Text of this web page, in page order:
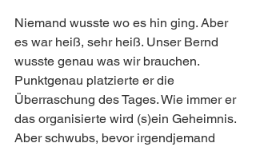
Niemand wusste wo es hin ging. Aber
es war heiß, sehr heiß. Unser Bernd
wusste genau was wir brauchen.
Punktgenau platzierte er die
Überraschung des Tages. Wie immer er
das organisierte wird (s)ein Geheimnis.
Aber schwubs, bevor irgendjemand